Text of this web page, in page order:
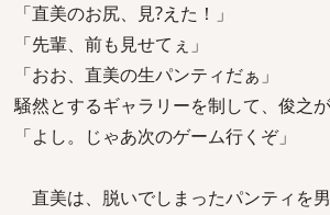
「直美のお尻、見?えた！」
「先輩、前も見せてぇ」
「おお、直美の生パンティだぁ」
騒然とするギャラリーを制して、俊之が
「よし。じゃあ次のゲーム行くぞ」
直美は、脱いでしまったパンティを